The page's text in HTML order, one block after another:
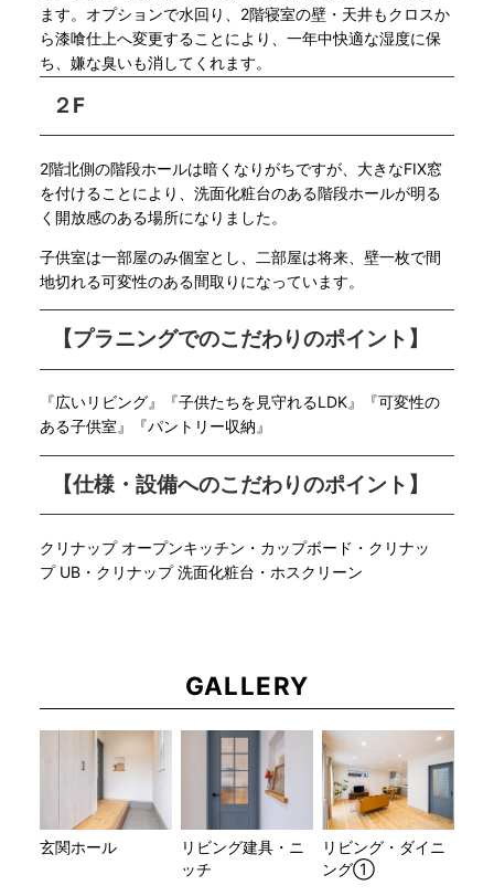
ます。オプションで水回り、2階寝室の壁・天井もクロスか
ら漆喰仕上へ変更することにより、一年中快適な湿度に保
ち、嫌な臭いも消してくれます。
２F
2階北側の階段ホールは暗くなりがちですが、大きなFIX窓
を付けることにより、洗面化粧台のある階段ホールが明る
く開放感のある場所になりました。
子供室は一部屋のみ個室とし、二部屋は将来、壁一枚で間
地切れる可変性のある間取りになっています。
【プラニングでのこだわりのポイント】
『広いリビング』『子供たちを見守れるLDK』『可変性の
ある子供室』『パントリー収納』
【仕様・設備へのこだわりのポイント】
クリナップ オープンキッチン・カップボード・クリナッ
プ UB・クリナップ 洗面化粧台・ホスクリーン
GALLERY
玄関ホール
リビング建具・ニ
ッチ
リビング・ダイニ
ング①